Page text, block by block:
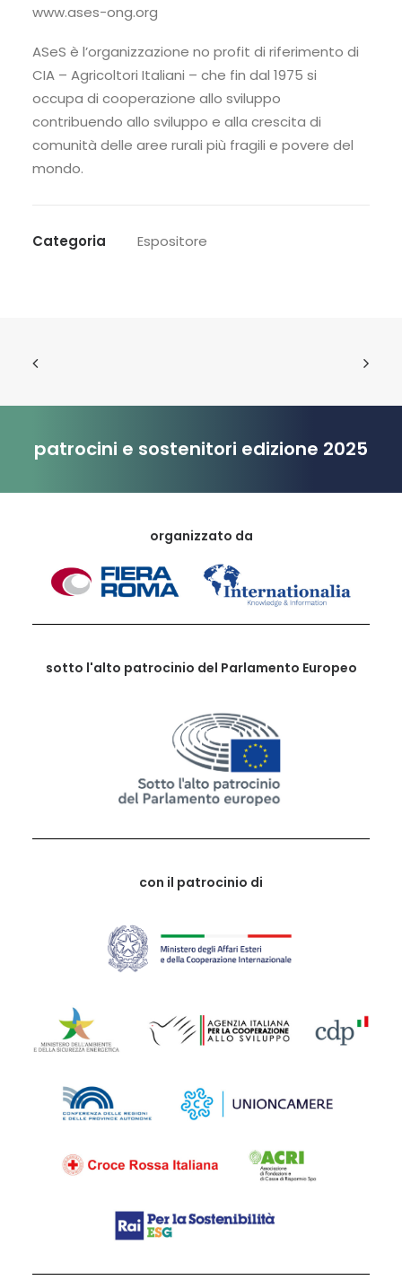
www.ases-ong.org
ASeS è l’organizzazione no profit di riferimento di
CIA – Agricoltori Italiani – che fin dal 1975 si
occupa di cooperazione allo sviluppo
contribuendo allo sviluppo e alla crescita di
comunità delle aree rurali più fragili e povere del
mondo.
Categoria Espositore
patrocini e sostenitori edizione 2025
organizzato da
sotto l'alto patrocinio del Parlamento Europeo
con il patrocinio di